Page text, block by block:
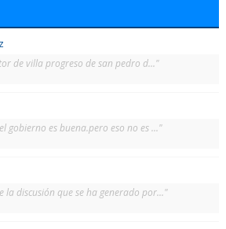
de villa progreso de san pedro d..."
gobierno es buena.pero eso no es ..."
la discusión que se ha generado por..."